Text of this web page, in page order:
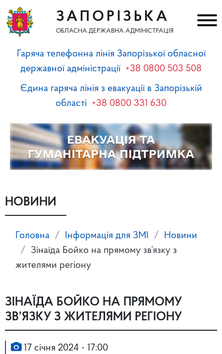
ЗАПОРІЗЬКА
ОБЛАСНА ДЕРЖАВНА АДМІНІСТРАЦІЯ
Гаряча телефонна лінія Запорізької обласної
державної адміністрації +38 0800 503 508
Єдина гаряча лінія з евакуації в Запорізькій
області +38 0800 331 630
НОВИНИ
Головна Інформація для ЗМІ
Новини
Зінаїда Бойко на прямому зв’язку з
жителями регіону
ЗІНАЇДА БОЙКО НА ПРЯМОМУ
ЗВ’ЯЗКУ З ЖИТЕЛЯМИ РЕГІОНУ
17 січня 2024 - 17:00